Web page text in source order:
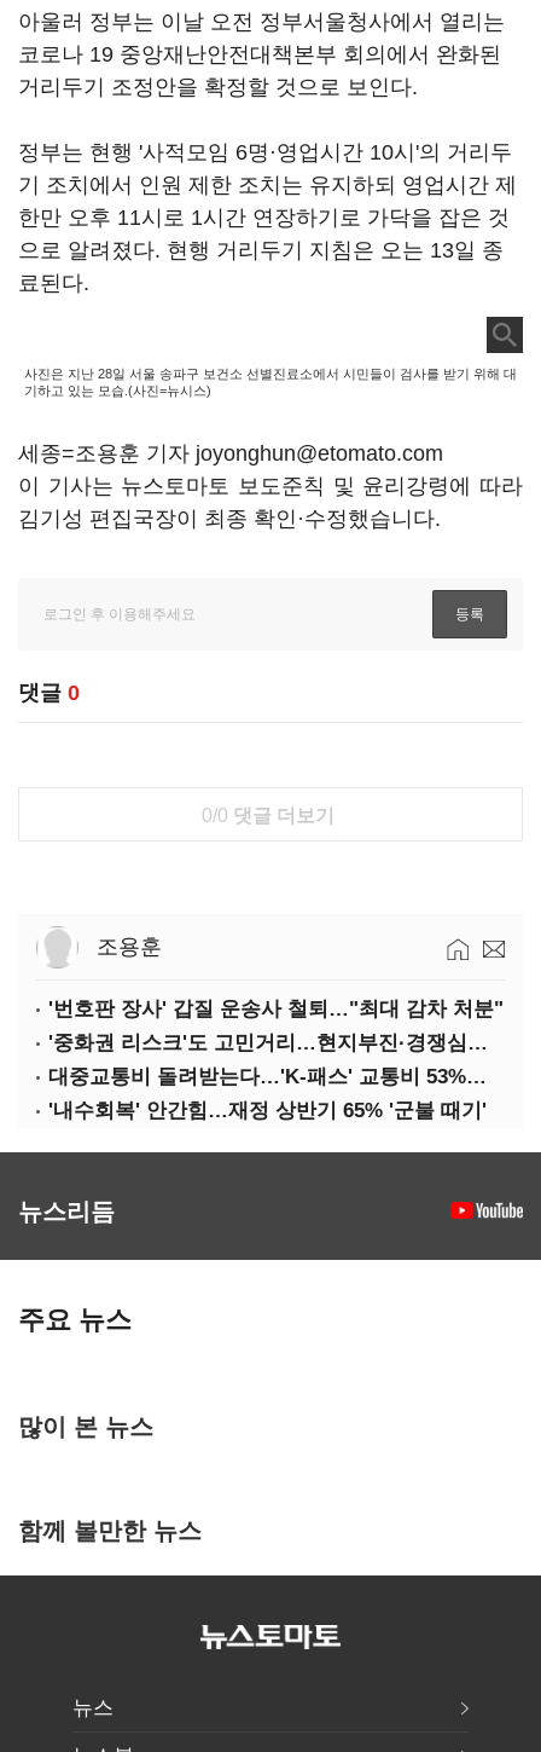
아울러 정부는 이날 오전 정부서울청사에서 열리는
코로나 19 중앙재난안전대책본부 회의에서 완화된
거리두기 조정안을 확정할 것으로 보인다.
정부는 현행 '사적모임 6명·영업시간 10시'의 거리두
기 조치에서 인원 제한 조치는 유지하되 영업시간 제
한만 오후 11시로 1시간 연장하기로 가닥을 잡은 것
으로 알려졌다. 현행 거리두기 지침은 오는 13일 종
료된다.
사진은 지난 28일 서울 송파구 보건소 선별진료소에서 시민들이 검사를 받기 위해 대
기하고 있는 모습.(사진=뉴시스)
세종=조용훈 기자 joyonghun@etomato.com
이 기사는 뉴스토마토 보도준칙 및 윤리강령에 따라
김기성 편집국장이 최종 확인·수정했습니다.
댓글 0
0/0 댓글 더보기
조용훈
'번호판 장사' 갑질 운송사 철퇴…"최대 감차 처분"
'중화권 리스크'도 고민거리…현지부진·경쟁심화·양안냉각
대중교통비 돌려받는다…'K-패스' 교통비 53%까지 환급
'내수회복' 안간힘…재정 상반기 65% '군불 때기'
뉴스리듬
주요 뉴스
많이 본 뉴스
함께 볼만한 뉴스
뉴스